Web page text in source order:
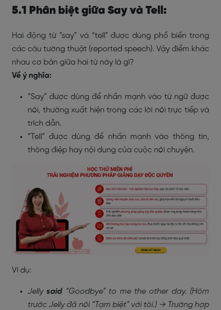
5.1 Phân biệt giữa Say và Tell:
Hai động từ “say” và “tell” được dùng phổ biến trong
các câu tường thuật (reported speech). Vậy điểm khác
nhau cơ bản giữa hai từ này là gì?
Về ý nghĩa:
“Say” được dùng để nhấn mạnh vào từ ngữ được
nói, thường xuất hiện trong các lời nói trực tiếp và
trích dẫn.
“Tell” được dùng để nhấn mạnh vào thông tin,
thông điệp hay nội dung của cuộc nói chuyện.
Ví dụ:
Jellysaid “Goodbye” to me the other day. (Hôm
trước Jelly đã nói “Tạm biệt” với tôi.) → Trường hợp